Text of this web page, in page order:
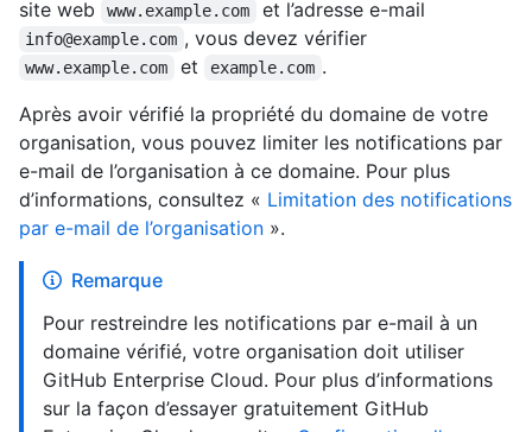
site web
www.example.com et l’adresse e-mail
info@example.com , vous devez vérifier
www.example.com et example.com .
Après avoir vérifié la propriété du domaine de votre
organisation, vous pouvez limiter les notifications par
e-mail de l’organisation à ce domaine. Pour plus
d’informations, consultez « Limitation des notifications
par e-mail de l’organisation ».
Remarque
Pour restreindre les notifications par e-mail à un
domaine vérifié, votre organisation doit utiliser
GitHub Enterprise Cloud. Pour plus d’informations
sur la façon d’essayer gratuitement GitHub